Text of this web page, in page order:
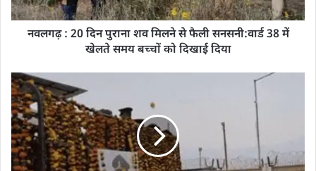
नवलगढ़ : 20 दिन पुराना शव मिलने से फैली सनसनी:वार्ड 38 में
खेलते समय बच्चों को दिखाई दिया